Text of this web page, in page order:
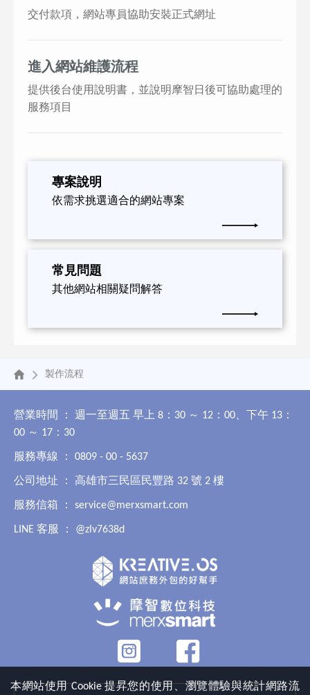
交付款項，網站專員協助安裝正式網址
進入網站維護流程
提供後台使用說明書，並說明摩智日後可協助處理的
服務項目
專案說明
依需求挑選適合的網站專案
常見問題
其他網站相關疑問解答
製作流程
本網站使用 Cookie 提昇您的使用、瀏覽體驗與統計網路流
營業時間 ： 週一至週五 早上 8：30 ～ 12：00、下午 13：
00 ～ 17：30
服務專線 ： 0809 - 00 - 5637
公司地址 ： 高雄市三民區民豐路 32 號 2 樓
服務信箱 ： service@merxsmart.com
LINE 客服 ： @zlv7638d